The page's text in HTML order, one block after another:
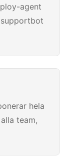
agent
hela
team,